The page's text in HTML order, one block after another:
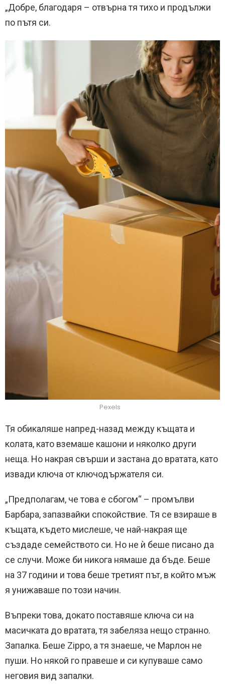
„Добре, благодаря – отвърна тя тихо и продължи
по пътя си.
Pexels
Тя обикаляше напред-назад между къщата и
колата, като вземаше кашони и няколко други
неща. Но накрая свърши и застана до вратата, като
извади ключа от ключодържателя си.
„Предполагам, че това е сбогом“ – промълви
Барбара, запазвайки спокойствие. Тя се взираше в
къщата, където мислеше, че най-накрая ще
създаде семейството си. Но не ѝ беше писано да
се случи. Може би никога нямаше да бъде. Беше
на 37 години и това беше третият път, в който мъж
я унижаваше по този начин.
Въпреки това, докато поставяше ключа си на
масичката до вратата, тя забеляза нещо странно.
Запалка. Беше Zippo, а тя знаеше, че Марлон не
пуши. Но някой го правеше и си купуваше само
неговия вид запалки.